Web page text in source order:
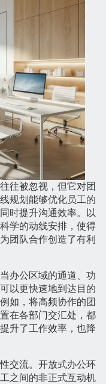
往被忽视，但它对团
规划能够优化员工的
时提升沟通效率。以
学的动线安排，使得
团队合作创造了有利
办公区域的通道、功
以更快速地到达目的
如，将高频协作的团
在各部门交汇处，都
升了工作效率，也降
交流。开放式办公环
之间的非正式互动机